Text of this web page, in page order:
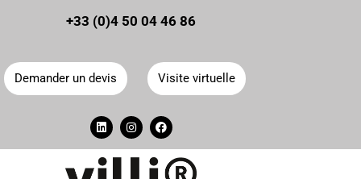
Panneau de gestion des cookies
+33 (0)4 50 04 46 86
Demander un devis Visite virtuelle